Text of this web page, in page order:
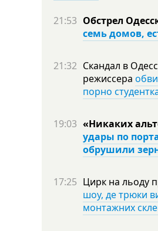
21:53 Обстрел
семь домов,
21:32 Скандал в
режиссера
порно
19:03 «Никаких
удары по
обрушили
17:25 Цирк на льоду
шоу, де трюки
монтажних